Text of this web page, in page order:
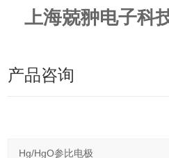
上海兢翀电子科
产品咨询